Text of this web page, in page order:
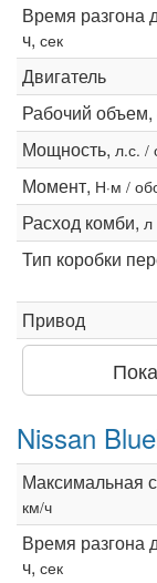
Время разгона
ч, сек
Двигатель
Рабочий объем,
Мощность, л.с. /
Момент, Н·м /
Расход комби, л
Тип коробки
Привод
Nissan
Максимальная
км/ч
Время разгона
ч, сек